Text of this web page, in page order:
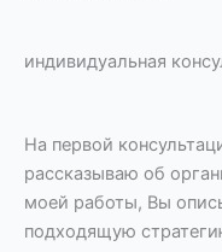
индивидуальная
На первой
рассказываю об
моей работы, Вы
подходящую